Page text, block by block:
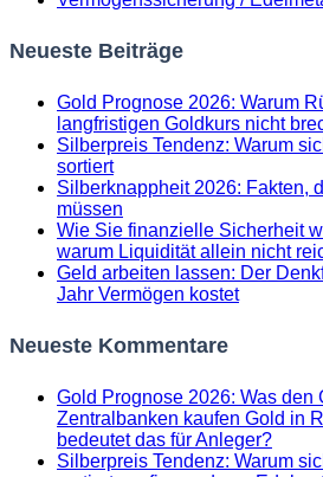
Neueste Beiträge
Gold Prognose 2026: Warum
langfristigen Goldkurs nicht
Silberpreis Tendenz: Warum
sortiert
Silberknappheit 2026: Fakten,
müssen
Wie Sie finanzielle Sicherheit
warum Liquidität allein nicht
Geld arbeiten lassen: Der
Jahr Vermögen kostet
Neueste Kommentare
Gold Prognose 2026: Was den
Zentralbanken kaufen Gold in
bedeutet das für Anleger?
Silberpreis Tendenz: Warum